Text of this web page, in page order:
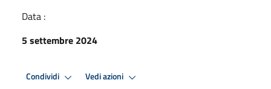
Data :
5 settembre 2024
Condividi Vedi azioni